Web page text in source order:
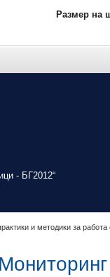
- БГ2012“
Размер на
и методики за
Мониторинг